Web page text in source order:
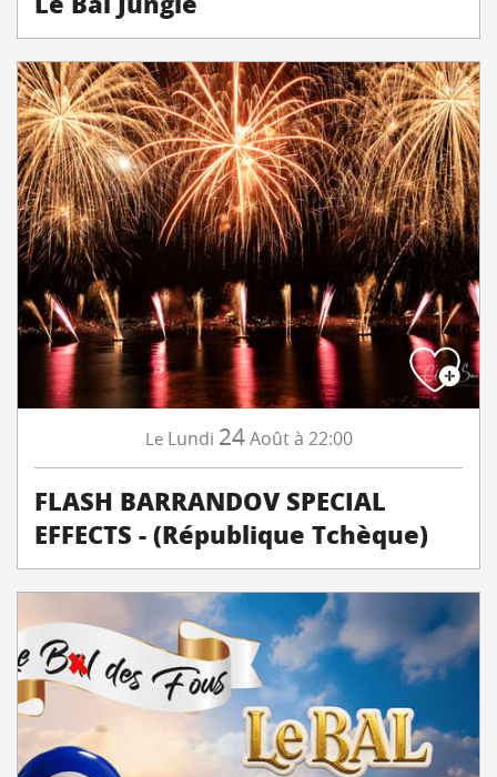
Le Lundi 24 Août à 22:00
FLASH BARRANDOV SPECIAL
EFFECTS - (République Tchèque)